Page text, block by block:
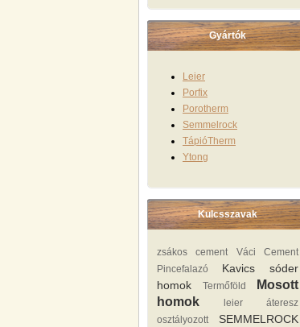
Gyártók
Leier
Porfix
Porotherm
Semmelrock
TápióTherm
Ytong
Kulcsszavak
zsákos cement
Váci Cement
Pincefalazó
Kavics sóder
homok
Termőföld
Mosott
homok
leier áteresz
osztályozott
SEMMELROCK